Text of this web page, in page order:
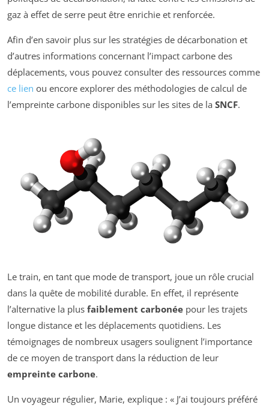
gaz à effet de serre peut être enrichie et renforcée.
Afin d’en savoir plus sur les stratégies de décarbonation et
d’autres informations concernant l’impact carbone des
déplacements, vous pouvez consulter des ressources comme
ce lien ou encore explorer des méthodologies de calcul de
l’empreinte carbone disponibles sur les sites de la SNCF.
Le train, en tant que mode de transport, joue un rôle crucial
dans la quête de mobilité durable. En effet, il représente
l’alternative la plus faiblement carbonée pour les trajets
longue distance et les déplacements quotidiens. Les
témoignages de nombreux usagers soulignent l’importance
de ce moyen de transport dans la réduction de leur
empreinte carbone.
Un voyageur régulier, Marie, explique : « J’ai toujours préféré